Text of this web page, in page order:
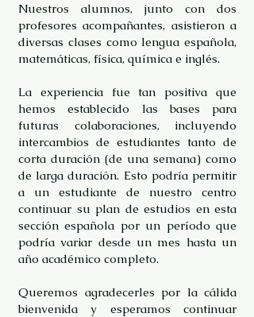
Nuestros alumnos, junto con dos
profesores acompañantes, asistieron a
diversas clases como lengua española,
matemáticas, física, química e inglés.
La experiencia fue tan positiva que
hemos establecido las bases para
futuras colaboraciones, incluyendo
intercambios de estudiantes tanto de
corta duración (de una semana) como
de larga duración. Esto podría permitir
a un estudiante de nuestro centro
continuar su plan de estudios en esta
sección española por un período que
podría variar desde un mes hasta un
año académico completo.
Queremos agradecerles por la cálida
bienvenida y esperamos continuar